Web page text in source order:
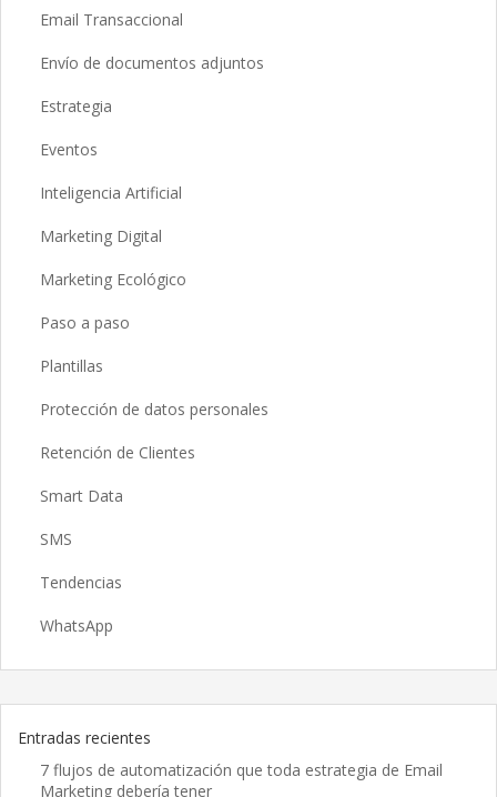
Email Transaccional
Envío de documentos adjuntos
Estrategia
Eventos
Inteligencia Artificial
Marketing Digital
Marketing Ecológico
Paso a paso
Plantillas
Protección de datos personales
Retención de Clientes
Smart Data
SMS
Tendencias
WhatsApp
Entradas recientes
7 flujos de automatización que toda estrategia de Email
Marketing debería tener